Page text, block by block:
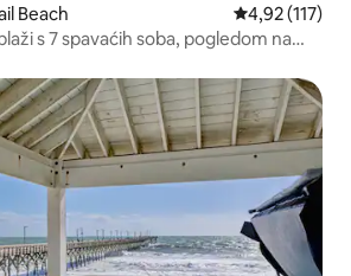
Beach Prosječna
4,92 (117)
s 7 spavaćih soba, pogledom na